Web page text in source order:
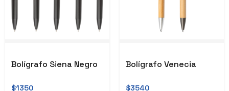
Bolígrafo Siena Negro
$1350
Bolígrafo Venecia
$3540